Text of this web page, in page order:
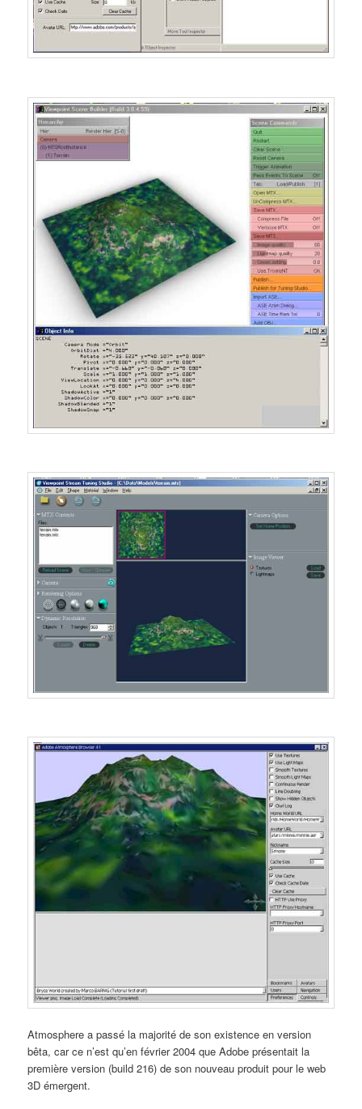
Atmosphere a passé la majorité de son existence en version
bêta, car ce n’est qu’en février 2004 que Adobe présentait la
première version (build 216) de son nouveau produit pour le web
3D émergent.